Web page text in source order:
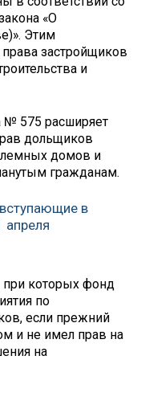
«О
Этим
застройщиков
и
№ 575 расширяет
дольщиков
домов и
гражданам.
в
апреля
при которых фонд
по
если прежний
и не имел прав на
на